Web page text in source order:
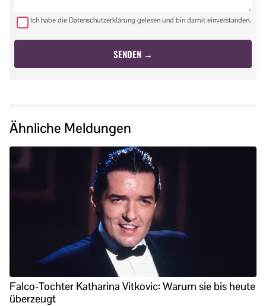
Ich habe die Datenschutzerklärung gelesen und bin damit einverstanden.
Ähnliche Meldungen
Falco-Tochter Katharina Vitkovic: Warum sie bis heute
überzeugt